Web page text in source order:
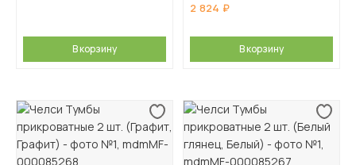
В корзину
2 824
В корзину